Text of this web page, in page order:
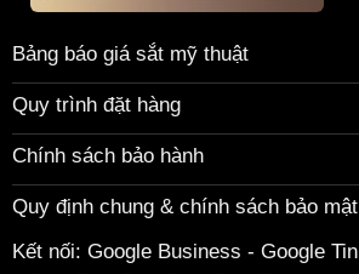
Bảng báo giá sắt mỹ thuật
Quy trình đặt hàng
Chính sách bảo hành
Quy định chung & chính sách bảo mật
Kết nối: Google Business - Google